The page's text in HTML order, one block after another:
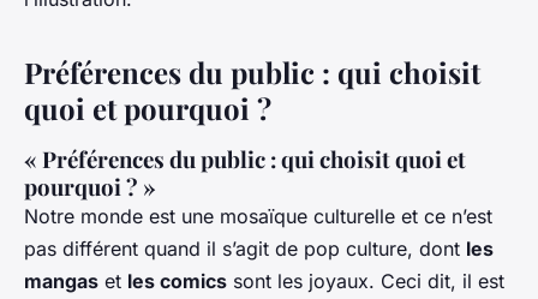
Préférences du public : qui choisit
quoi et pourquoi ?
« Préférences du public : qui choisit quoi et
pourquoi ? »
Notre monde est une mosaïque culturelle et ce n’est
pas différent quand il s’agit de pop culture, dont les
mangas et les comics sont les joyaux. Ceci dit, il est